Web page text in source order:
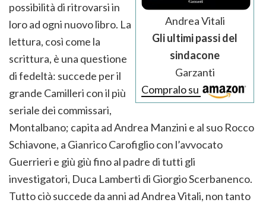
Andrea Vitali
Gli ultimi passi del
sindacone
Garzanti
Compralo su
possibilità di ritrovarsi in
loro ad ogni nuovo libro. La
lettura, così come la
scrittura, è una questione
di fedeltà: succede per il
grande Camilleri con il più
seriale dei commissari,
Montalbano; capita ad Andrea Manzini e al suo Rocco
Schiavone, a Gianrico Carofiglio con l’avvocato
Guerrieri e giù giù fino al padre di tutti gli
investigatori, Duca Lamberti di Giorgio Scerbanenco.
Tutto ciò succede da anni ad Andrea Vitali, non tanto